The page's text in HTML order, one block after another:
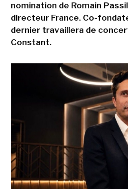
nomination de Romain
directeur France. Co-
dernier travaillera de
Constant.